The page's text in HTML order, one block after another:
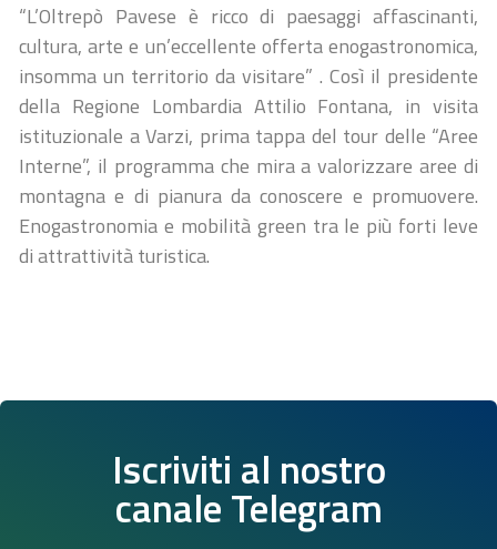
“L’Oltrepò Pavese è ricco di paesaggi affascinanti,
cultura, arte e un’eccellente offerta enogastronomica,
insomma un territorio da visitare” . Così il presidente
della Regione Lombardia Attilio Fontana, in visita
istituzionale a Varzi, prima tappa del tour delle “Aree
Interne”, il programma che mira a valorizzare aree di
montagna e di pianura da conoscere e promuovere.
Enogastronomia e mobilità green tra le più forti leve
di attrattività turistica.
Iscriviti al nostro
canale Telegram